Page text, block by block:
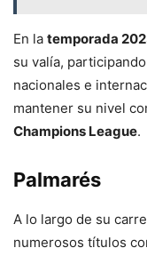
En la temporada
su valía,
nacionales e
mantener su nivel
Champions League.
Palmarés
A lo largo de su
numerosos títulos